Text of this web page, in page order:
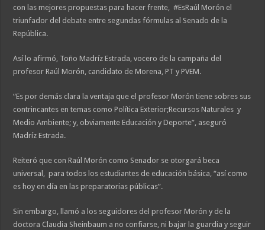
con las mejores propuestas para hacer frente, #EsRaúl Morón el
triunfador del debate entre segundas fórmulas al Senado de la
República.
Así lo afirmó, Toño Madríz Estrada, vocero de la campaña del
profesor Raúl Morón, candidato de Morena, PT y PVEM.
“Es por demás clara la ventaja que el profesor Morón tiene sobres sus
contrincantes en temas como Política Exterior;Recursos Naturales y
Medio Ambiente; y, obviamente Educación y Deporte”, aseguró
Madríz Estrada.
Reiteró que con Raúl Morón como Senador se otorgará beca
universal, para todos los estudiantes de educación básica, “así como
es hoy en día en las preparatorias públicas”.
Sin embargo, llamó a los seguidores del profesor Morón y de la
doctora Claudia Sheinbaum a no confiarse, ni bajar la guardia y seguir